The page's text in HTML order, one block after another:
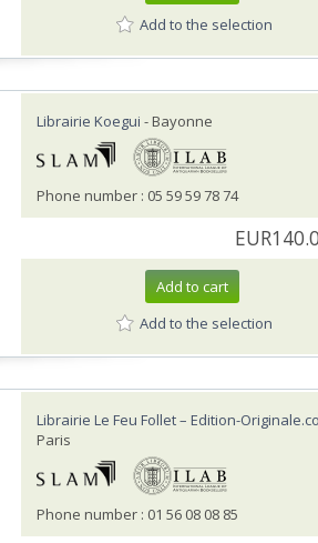
Add to the selection
Librairie Koegui - Bayonne
Phone number : 05 59 59 78 74
Add to cart
Add to the selection
Librairie Le Feu Follet – Edition-
Paris
Phone number : 01 56 08 08 85